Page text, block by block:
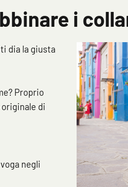
i
dia la giusta
Proprio
di
negli